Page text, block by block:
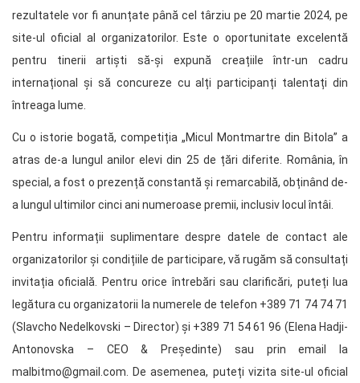
rezultatele vor fi anunțate până cel târziu pe 20 martie 2024, pe
site-ul oficial al organizatorilor. Este o oportunitate excelentă
pentru tinerii artiști să-și expună creațiile într-un cadru
internațional și să concureze cu alți participanți talentați din
întreaga lume.
Cu o istorie bogată, competiția „Micul Montmartre din Bitola” a
atras de-a lungul anilor elevi din 25 de țări diferite. România, în
special, a fost o prezență constantă și remarcabilă, obținând de-
a lungul ultimilor cinci ani numeroase premii, inclusiv locul întâi.
Pentru informații suplimentare despre datele de contact ale
organizatorilor și condițiile de participare, vă rugăm să consultați
invitația oficială. Pentru orice întrebări sau clarificări, puteți lua
legătura cu organizatorii la numerele de telefon +389 71 74 74 71
(Slavcho Nedelkovski – Director) și +389 71 54 61 96 (Elena Hadji-
Antonovska – CEO & Președinte) sau prin email la
malbitmo@gmail.com. De asemenea, puteți vizita site-ul oficial